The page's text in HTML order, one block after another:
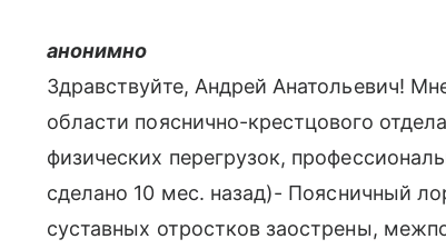
анонимно
Здравствуйте, Андрей Анатольевич!
области пояснично-крестцового
физических перегрузок,
сделано 10 мес. назад)- Поясничный
суставных отростков заострены,